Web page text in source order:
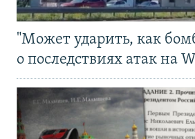
"Может ударить, как
о последствиях атак на